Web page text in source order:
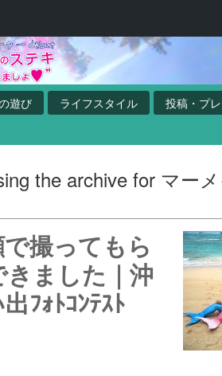
遊び ライフスタイル
投稿・プ
the archive for マー
撮ってもら
ました｜沖
ﾌｫﾄｺﾝﾃｽﾄ